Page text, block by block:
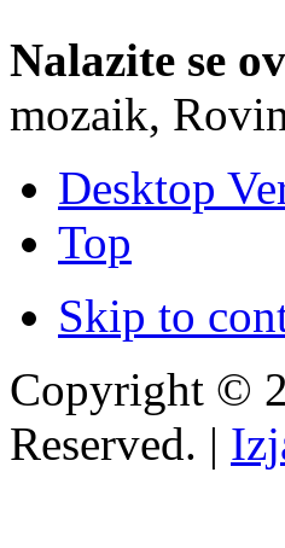
Nalazite se
mozaik,
Desktop
Top
Skip to
Copyright ©
Reserved. |